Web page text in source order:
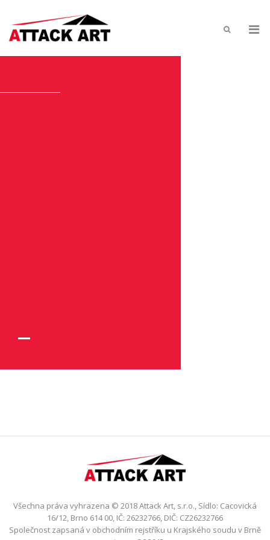
Všechna práva vyhrazena © 2018 Attack Art, s.r.o., Sídlo: Cacovická
16/12, Brno 614 00, IČ: 26232766, DIČ: CZ26232766
Společnost zapsaná v obchodním rejstříku u Krajského soudu v Brně